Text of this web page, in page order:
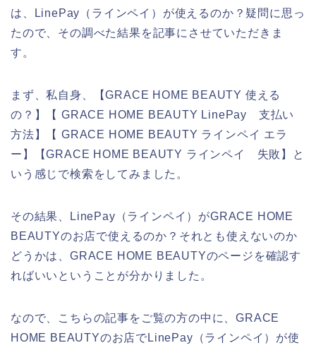
は、LinePay（ラインペイ）が使えるのか？疑問に思っ
たので、その調べた結果を記事にさせていただきま
す。
まず、私自身、【GRACE HOME BEAUTY 使える
の？】【 GRACE HOME BEAUTY LinePay 支払い
方法】【 GRACE HOME BEAUTY ラインペイ エラ
ー】【GRACE HOME BEAUTY ラインペイ 失敗】と
いう感じで検索をしてみました。
その結果、LinePay（ラインペイ）がGRACE HOME
BEAUTYのお店で使えるのか？それとも使えないのか
どうかは、GRACE HOME BEAUTYのページを確認す
ればいいということが分かりました。
なので、こちらの記事をご覧の方の中に、GRACE
HOME BEAUTYのお店でLinePay（ラインペイ）が使